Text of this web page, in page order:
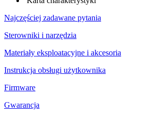
Najczęściej zadawane pytania
Sterowniki i narzędzia
Materiały eksploatacyjne i akcesoria
Instrukcja obsługi użytkownika
Firmware
Gwarancja